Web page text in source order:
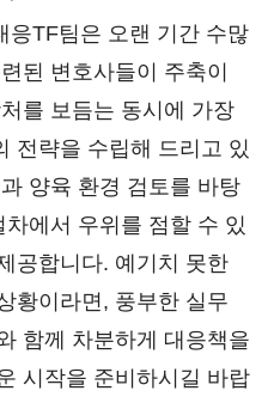
응TF팀은 오랜 기간 수많
된 변호사들이 주축이
를 보듬는 동시에 가장
전략을 수립해 드리고 있
양육 환경 검토를 바탕
에서 우위를 점할 수 있
공합니다. 예기치 못한
황이라면, 풍부한 실무
함께 차분하게 대응책을
시작을 준비하시길 바랍